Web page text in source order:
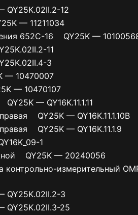
12
— 11211034
652С-16 QY25K —
11
3
— 10470007
— 10470107
— QY16K.11.1.11
QY25K — QY16K.11.1.10B
QY25K — QY16K.11.1.9
1
QY25K — 20240056
контрольно-измерительный
3
25